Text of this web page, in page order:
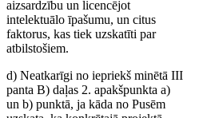
aizsardzību un licencējot
intelektuālo īpašumu, un citus
faktorus, kas tiek uzskatīti par
atbilstošiem.
d) Neatkarīgi no iepriekš minētā III
panta B) daļas 2. apakšpunkta a)
un b) punktā, ja kāda no Pusēm